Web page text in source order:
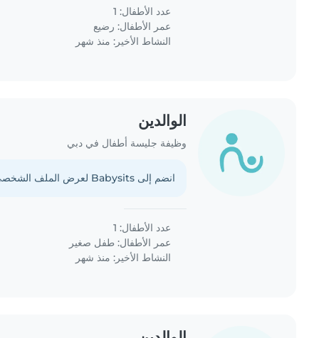
عدد الأطفال: 1
عمر الأطفال: رضيع
النشاط الأخير: منذ شهر
الوالدين
وظيفة جليسة أطفال في دبي
انضم إلى Babysits لعرض الملف الشخصي الكامل.
عدد الأطفال: 1
عمر الأطفال: طفل صغير
النشاط الأخير: منذ شهر